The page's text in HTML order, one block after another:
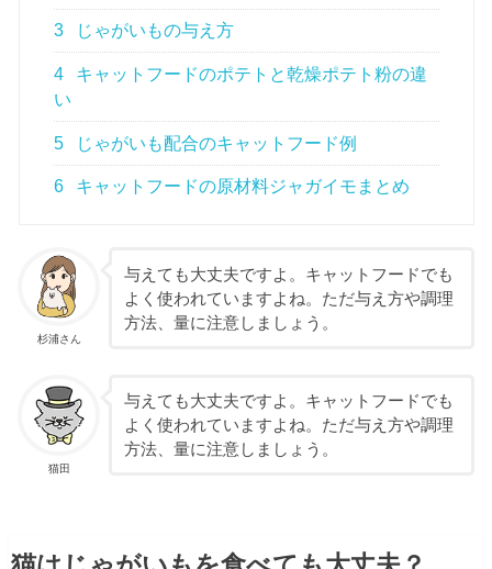
3 じゃがいもの与え方
4
キャットフードのポテトと乾燥ポテト粉の違
い
5 じゃがいも配合のキャットフード例
6 キャットフードの原材料ジャガイモまとめ
杉浦さん
与えても大丈夫ですよ。キャットフードでも
よく使われていますよね。ただ与え方や調理
方法、量に注意しましょう。
猫田
与えても大丈夫ですよ。キャットフードでも
よく使われていますよね。ただ与え方や調理
方法、量に注意しましょう。